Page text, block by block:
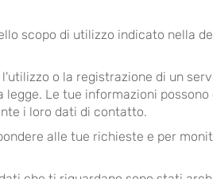
scopo di utilizzo indicato nella
o la registrazione di un
Le tue informazioni possono
i loro dati di contatto.
alle tue richieste e per